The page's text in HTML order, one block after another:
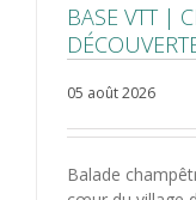
BASE VTT |
05 août 2026
Balade